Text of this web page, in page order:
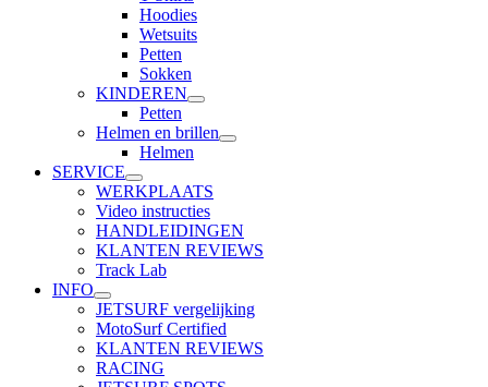
Hoodies
Wetsuits
Petten
Sokken
KINDEREN
Petten
Helmen en brillen
Helmen
SERVICE
WERKPLAATS
Video instructies
HANDLEIDINGEN
KLANTEN REVIEWS
Track Lab
INFO
JETSURF vergelijking
MotoSurf Certified
KLANTEN REVIEWS
RACING